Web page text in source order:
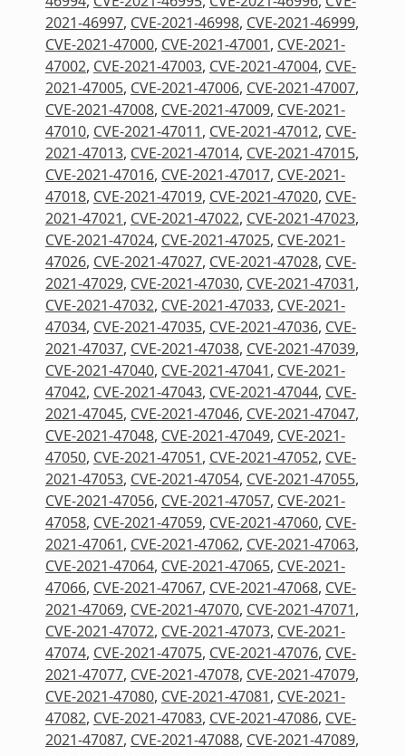
2021-46997, CVE-2021-46998, CVE-2021-46999,
CVE-2021-47000, CVE-2021-47001, CVE-2021-
47002, CVE-2021-47003, CVE-2021-47004, CVE-
2021-47005, CVE-2021-47006, CVE-2021-47007,
CVE-2021-47008, CVE-2021-47009, CVE-2021-
47010, CVE-2021-47011, CVE-2021-47012, CVE-
2021-47013, CVE-2021-47014, CVE-2021-47015,
CVE-2021-47016, CVE-2021-47017, CVE-2021-
47018, CVE-2021-47019, CVE-2021-47020, CVE-
2021-47021, CVE-2021-47022, CVE-2021-47023,
CVE-2021-47024, CVE-2021-47025, CVE-2021-
47026, CVE-2021-47027, CVE-2021-47028, CVE-
2021-47029, CVE-2021-47030, CVE-2021-47031,
CVE-2021-47032, CVE-2021-47033, CVE-2021-
47034, CVE-2021-47035, CVE-2021-47036, CVE-
2021-47037, CVE-2021-47038, CVE-2021-47039,
CVE-2021-47040, CVE-2021-47041, CVE-2021-
47042, CVE-2021-47043, CVE-2021-47044, CVE-
2021-47045, CVE-2021-47046, CVE-2021-47047,
CVE-2021-47048, CVE-2021-47049, CVE-2021-
47050, CVE-2021-47051, CVE-2021-47052, CVE-
2021-47053, CVE-2021-47054, CVE-2021-47055,
CVE-2021-47056, CVE-2021-47057, CVE-2021-
47058, CVE-2021-47059, CVE-2021-47060, CVE-
2021-47061, CVE-2021-47062, CVE-2021-47063,
CVE-2021-47064, CVE-2021-47065, CVE-2021-
47066, CVE-2021-47067, CVE-2021-47068, CVE-
2021-47069, CVE-2021-47070, CVE-2021-47071,
CVE-2021-47072, CVE-2021-47073, CVE-2021-
47074, CVE-2021-47075, CVE-2021-47076, CVE-
2021-47077, CVE-2021-47078, CVE-2021-47079,
CVE-2021-47080, CVE-2021-47081, CVE-2021-
47082, CVE-2021-47083, CVE-2021-47086, CVE-
2021-47087, CVE-2021-47088, CVE-2021-47089,